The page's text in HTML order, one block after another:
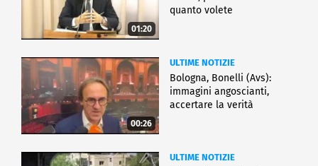
01:20
quanto volete
00:26
ULTIME NOTIZIE
Bologna, Bonelli (Avs):
immagini angoscianti,
accertare la verità
ULTIME NOTIZIE